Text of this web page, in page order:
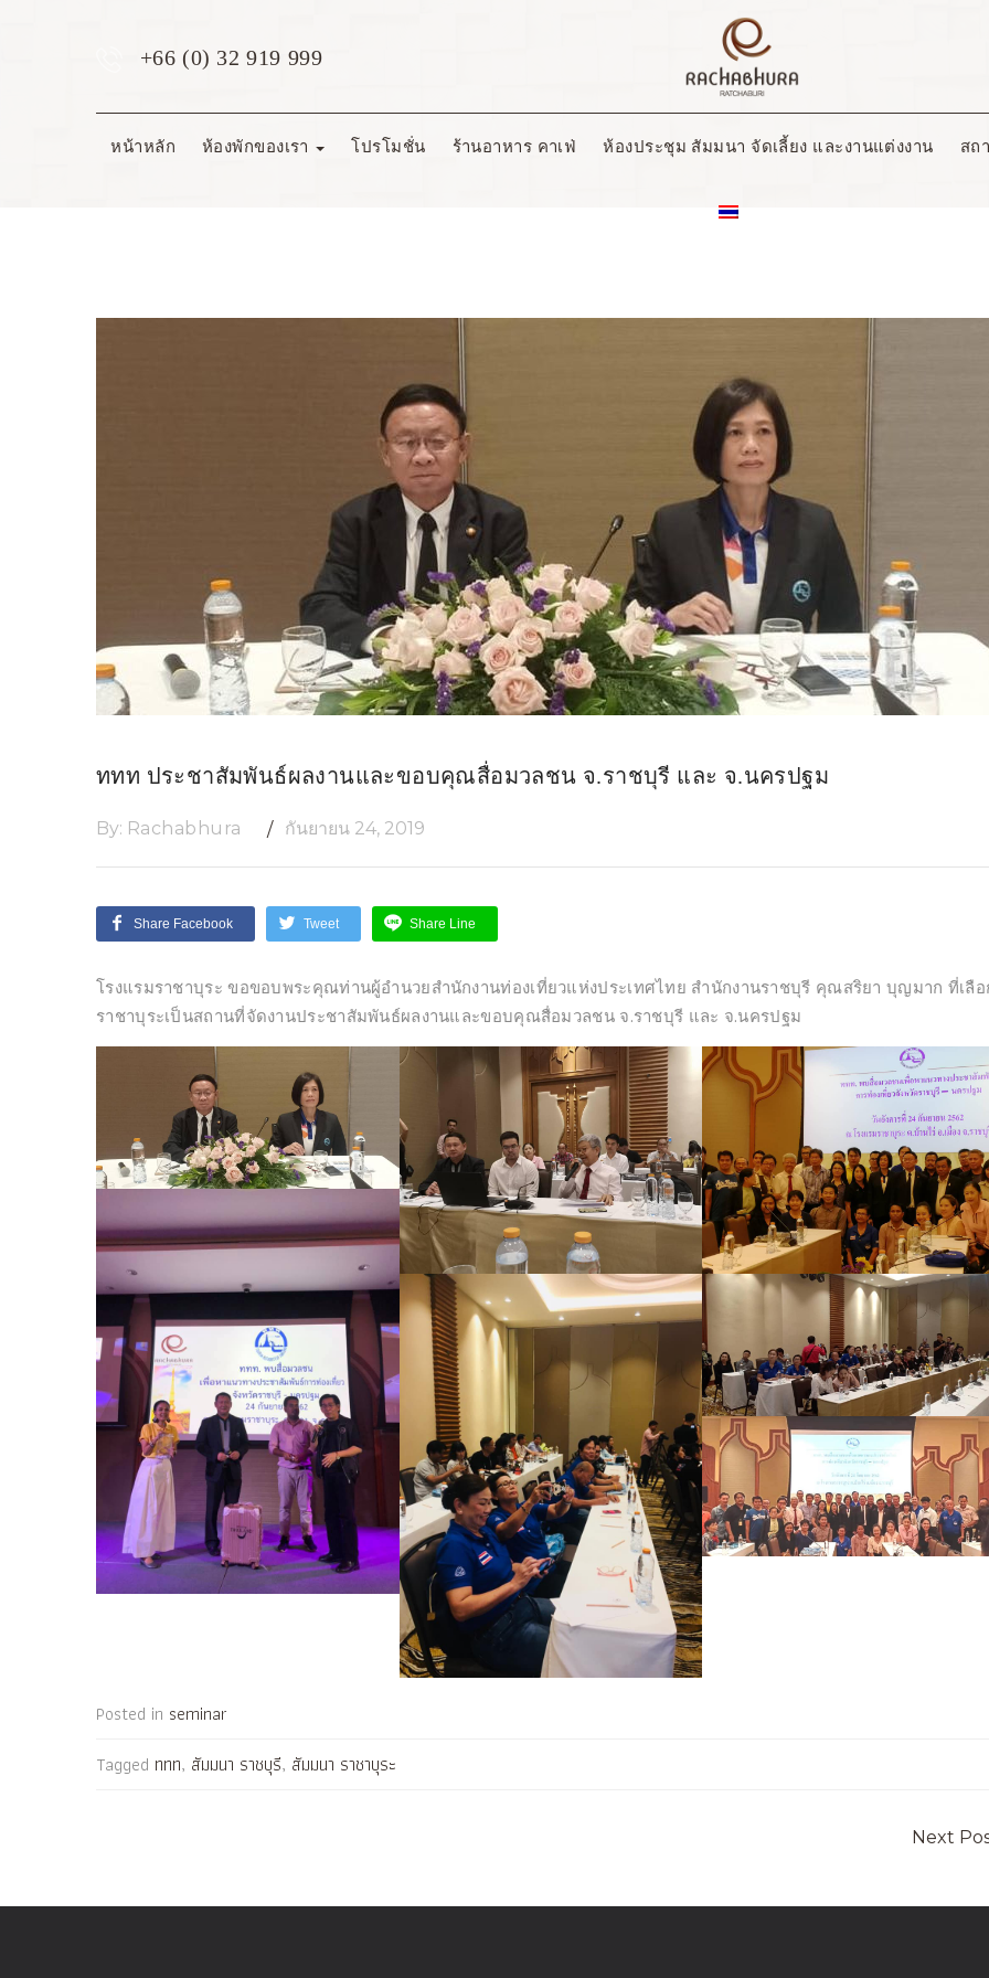
+66 (0) 32 919 999
หน้าหลัก ห้องพักของเรา โปรโมชั่น ร้านอาหาร คาเฟ่ ห้องประชุม สัมมนา จัดเลี้ยง และงานแต่งงาน สถ
ททท ประชาสัมพันธ์ผลงานและขอบคุณสื่อมวลชน จ.ราชบุรี และ จ.นครปฐม
By: Rachabhura กันยายน 24, 2019
Share Facebook Tweet Share Line
โรงแรมราชาบุระ ขอขอบพระคุณท่านผู้อำนวยสำนักงานท่องเที่ยวแห่งประเทศไทย สำนักงานราชบุรี คุณสริยา บุญมาก ที่เลื
ราชาบุระเป็นสถานที่จัดงานประชาสัมพันธ์ผลงานและขอบคุณสื่อมวลชน จ.ราชบุรี และ จ.นครปฐม
Posted in seminar
Tagged ททท, สัมมนา ราชบุรี, สัมมนา ราชาบุระ
Next